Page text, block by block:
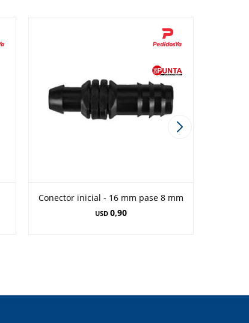
Conector inicial - 16 mm pase 8 mm
USD 0,90